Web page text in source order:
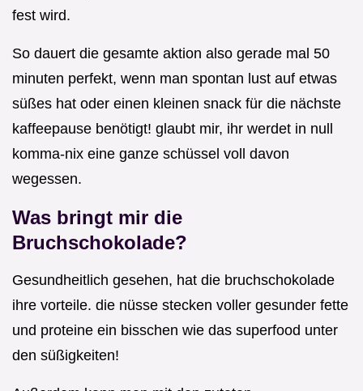
fest wird.
So dauert die gesamte aktion also gerade mal 50
minuten perfekt, wenn man spontan lust auf etwas
süßes hat oder einen kleinen snack für die nächste
kaffeepause benötigt! glaubt mir, ihr werdet in null
komma-nix eine ganze schüssel voll davon
wegessen.
Was bringt mir die
Bruchschokolade?
Gesundheitlich gesehen, hat die bruchschokolade
ihre vorteile. die nüsse stecken voller gesunder fette
und proteine ein bisschen wie das superfood unter
den süßigkeiten!